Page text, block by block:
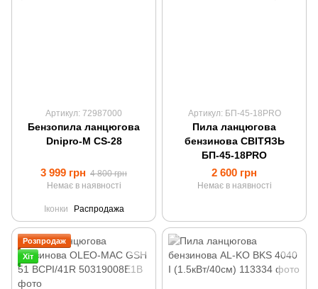
Артикул: 72987000
Бензопила ланцюгова
Dnipro-M CS-28
3 999 грн 4 800 грн
Немає в наявності
Іконки Распродажа
Артикул: БП-45-18PRO
Пила ланцюгова
бензинова СВІТЯЗЬ
БП-45-18PRO
2 600 грн
Немає в наявності
Розпродаж
Хіт